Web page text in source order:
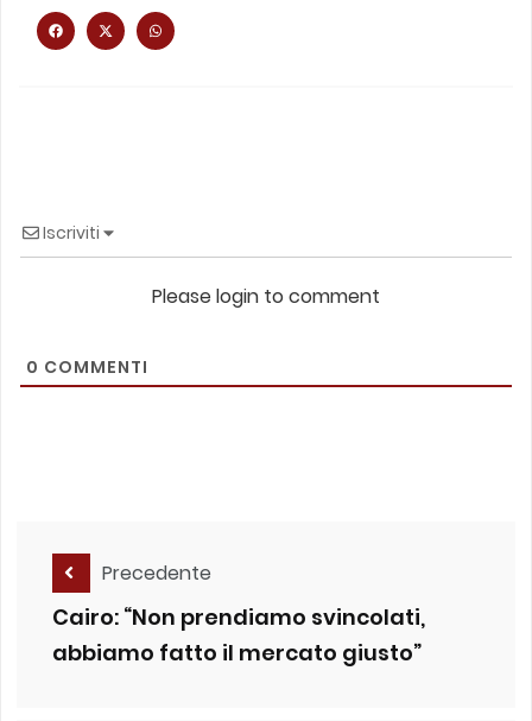
Iscriviti
Please login to comment
0 COMMENTI
Precedente
Cairo: “Non prendiamo svincolati,
abbiamo fatto il mercato giusto”